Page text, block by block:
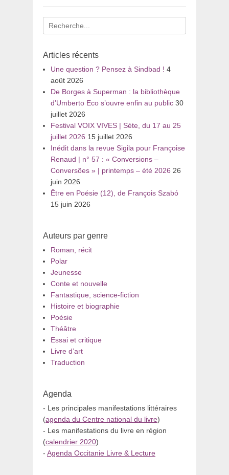
Recherche
pour
Articles récents
Une question ? Pensez à Sindbad ! 4
août 2026
De Borges à Superman : la bibliothèque
d’Umberto Eco s’ouvre enfin au public 30
juillet 2026
Festival VOIX VIVES | Sète, du 17 au 25
juillet 2026 15 juillet 2026
Inédit dans la revue Sigila pour Françoise
Renaud | n° 57 : « Conversions –
Conversões » | printemps – été 2026 26
juin 2026
Être en Poésie (12), de François Szabó
15 juin 2026
Auteurs par genre
Roman, récit
Polar
Jeunesse
Conte et nouvelle
Fantastique, science-fiction
Histoire et biographie
Poésie
Théâtre
Essai et critique
Livre d’art
Traduction
Agenda
- Les principales manifestations littéraires
(agenda du Centre national du livre)
- Les manifestations du livre en région
(calendrier 2020)
- Agenda Occitanie Livre & Lecture